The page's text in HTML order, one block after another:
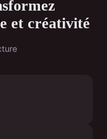
et créativité